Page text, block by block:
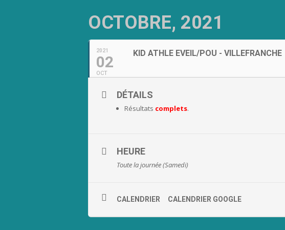
OCTOBRE, 2021
2021
02
OCT
KID ATHLE EVEIL/POU - VILLEFRANCHE
DÉTAILS
Résultats complets.
HEURE
Toute la journée (Samedi)
CALENDRIER CALENDRIER GOOGLE